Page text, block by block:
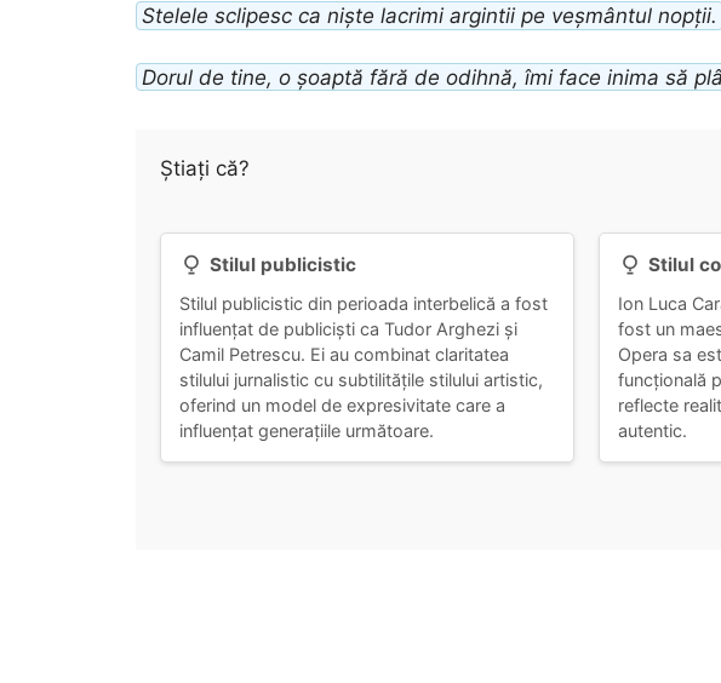
Stelele sclipesc ca niște lacrimi argintii pe veșmântul nopții.
Dorul de tine, o șoaptă fără de odihnă, îmi face inima să
Știați că?
Stilul publicistic
Stilul publicistic din perioada interbelică a fost
influențat de publiciști ca Tudor Arghezi și
Camil Petrescu. Ei au combinat claritatea
stilului jurnalistic cu subtilitățile stilului artistic,
oferind un model de expresivitate care a
influențat generațiile următoare.
Stilul
Ion Luca
fost un
Opera sa
funcțională
reflecte
autentic.